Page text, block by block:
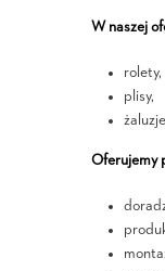
W naszej
rolety,
plisy,
Oferujemy